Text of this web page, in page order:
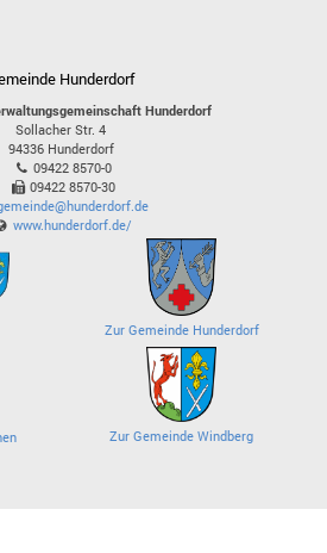
Hunderdorf
Hunderdorf
Sollacher Str. 4
94336 Hunderdorf
09422 8570-0
09422 8570-30
www.hunderdorf.de/
Zur Gemeinde Hunderdorf
Zur Gemeinde Windberg